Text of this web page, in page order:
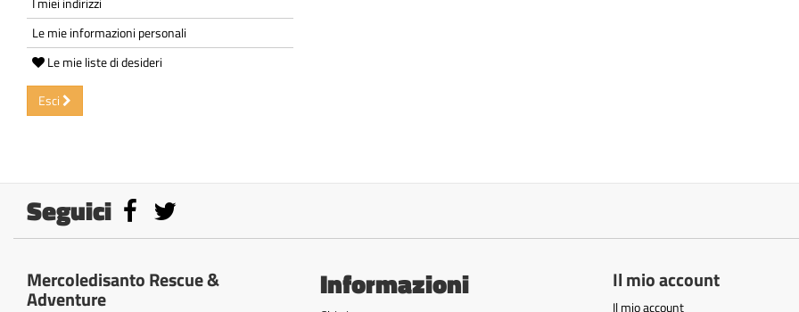
Le mie informazioni personali
Le mie liste di desideri
Esci
Seguici
Mercoledisanto Rescue &
Adventure Informazioni Il mio account
Il mio account